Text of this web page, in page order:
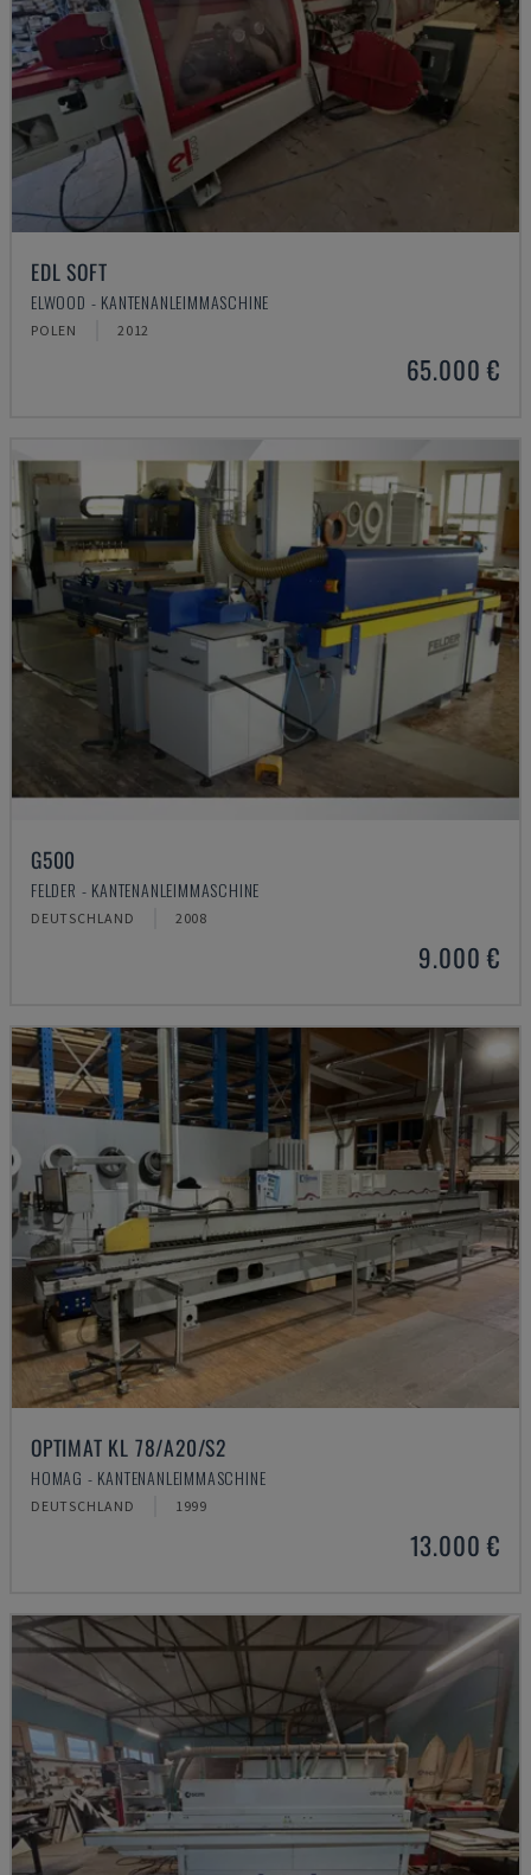
EDL SOFT
ELWOOD - KANTENANLEIMMASCHINE
POLEN 2012
65.000 €
G500
FELDER - KANTENANLEIMMASCHINE
DEUTSCHLAND 2008
9.000 €
OPTIMAT KL 78/A20/S2
HOMAG - KANTENANLEIMMASCHINE
DEUTSCHLAND 1999
13.000 €